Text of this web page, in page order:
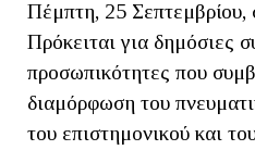
Πέμπτη, 25
Πρόκειται για δημόσιες
προσωπικότητες που
διαμόρφωση του
του επιστημονικού και